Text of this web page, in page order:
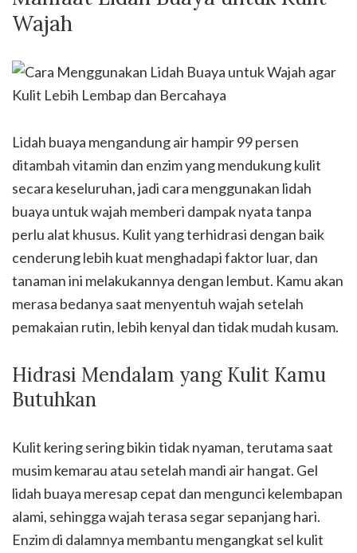
Wajah
Lidah buaya mengandung air hampir 99 persen
ditambah vitamin dan enzim yang mendukung kulit
secara keseluruhan, jadi cara menggunakan lidah
buaya untuk wajah memberi dampak nyata tanpa
perlu alat khusus. Kulit yang terhidrasi dengan baik
cenderung lebih kuat menghadapi faktor luar, dan
tanaman ini melakukannya dengan lembut. Kamu akan
merasa bedanya saat menyentuh wajah setelah
pemakaian rutin, lebih kenyal dan tidak mudah kusam.
Hidrasi Mendalam yang Kulit Kamu
Butuhkan
Kulit kering sering bikin tidak nyaman, terutama saat
musim kemarau atau setelah mandi air hangat. Gel
lidah buaya meresap cepat dan mengunci kelembapan
alami, sehingga wajah terasa segar sepanjang hari.
Enzim di dalamnya membantu mengangkat sel kulit